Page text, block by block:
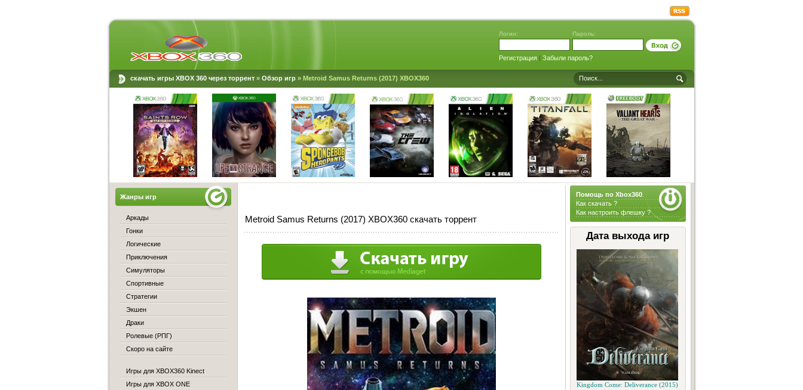
Логин: Пароль:
Регистрация| Забыли пароль?
скачать игры XBOX 360 через торрент» Обзор игр» Metroid Samus Returns (2017) XBOX360
Помощь по Xbox360.
Как скачать ?
Как настроить флешку ?
Дата выхода игр
Kingdom Come: Deliverance (2015)
Metroid Samus Returns (2017) XBOX360 скачать торрент
Жанры игр
Аркады
Гонки
Логические
Приключения
Симуляторы
Спортивные
Стратегии
Экшен
Драки
Ролевые (РПГ)
Скоро на сайте
Игры для XBOX360 Kinect
Игры для XBOX ONE